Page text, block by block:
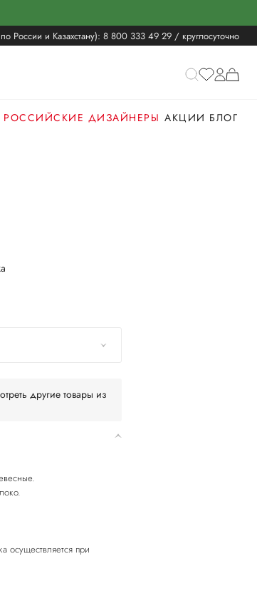
России и Казахстану): 8 800 333 49 29 / круглосуточно
РОССИЙСКИЕ ДИЗАЙНЕРЫ АКЦИИ БЛОГ
другие товары из
осуществляется при